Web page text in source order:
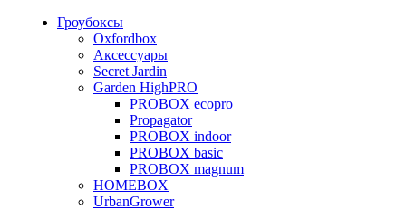
Гроубоксы
Oxfordbox
Аксессуары
Secret Jardin
Garden HighPRO
PROBOX ecopro
Propagator
PROBOX indoor
PROBOX basic
PROBOX magnum
HOMEBOX
UrbanGrower